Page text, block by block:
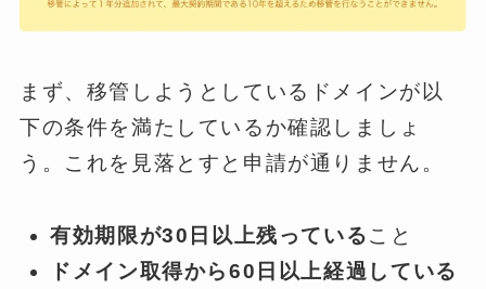
まず、移管しようとしているドメインが以
下の条件を満たしているか確認しましょ
う。これを見落とすと申請が通りません。
有効期限が30日以上残っていること
ドメイン取得から60日以上経過している